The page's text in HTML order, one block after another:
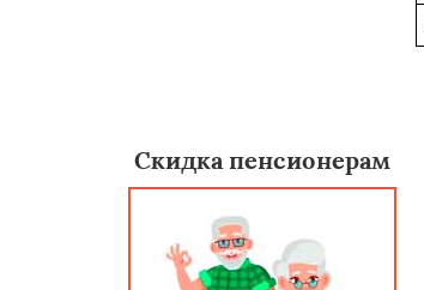
Скидка пенсионерам